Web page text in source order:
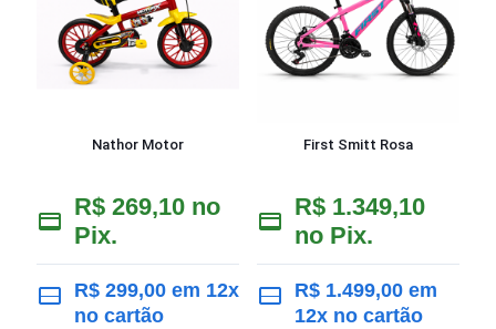
Nathor Motor
R$ 269,10 no
Pix.
R$ 299,00 em 12x
no cartão
First Smitt Rosa
R$1.349,10
no Pix.
R$1.499,00em
12x no cartão